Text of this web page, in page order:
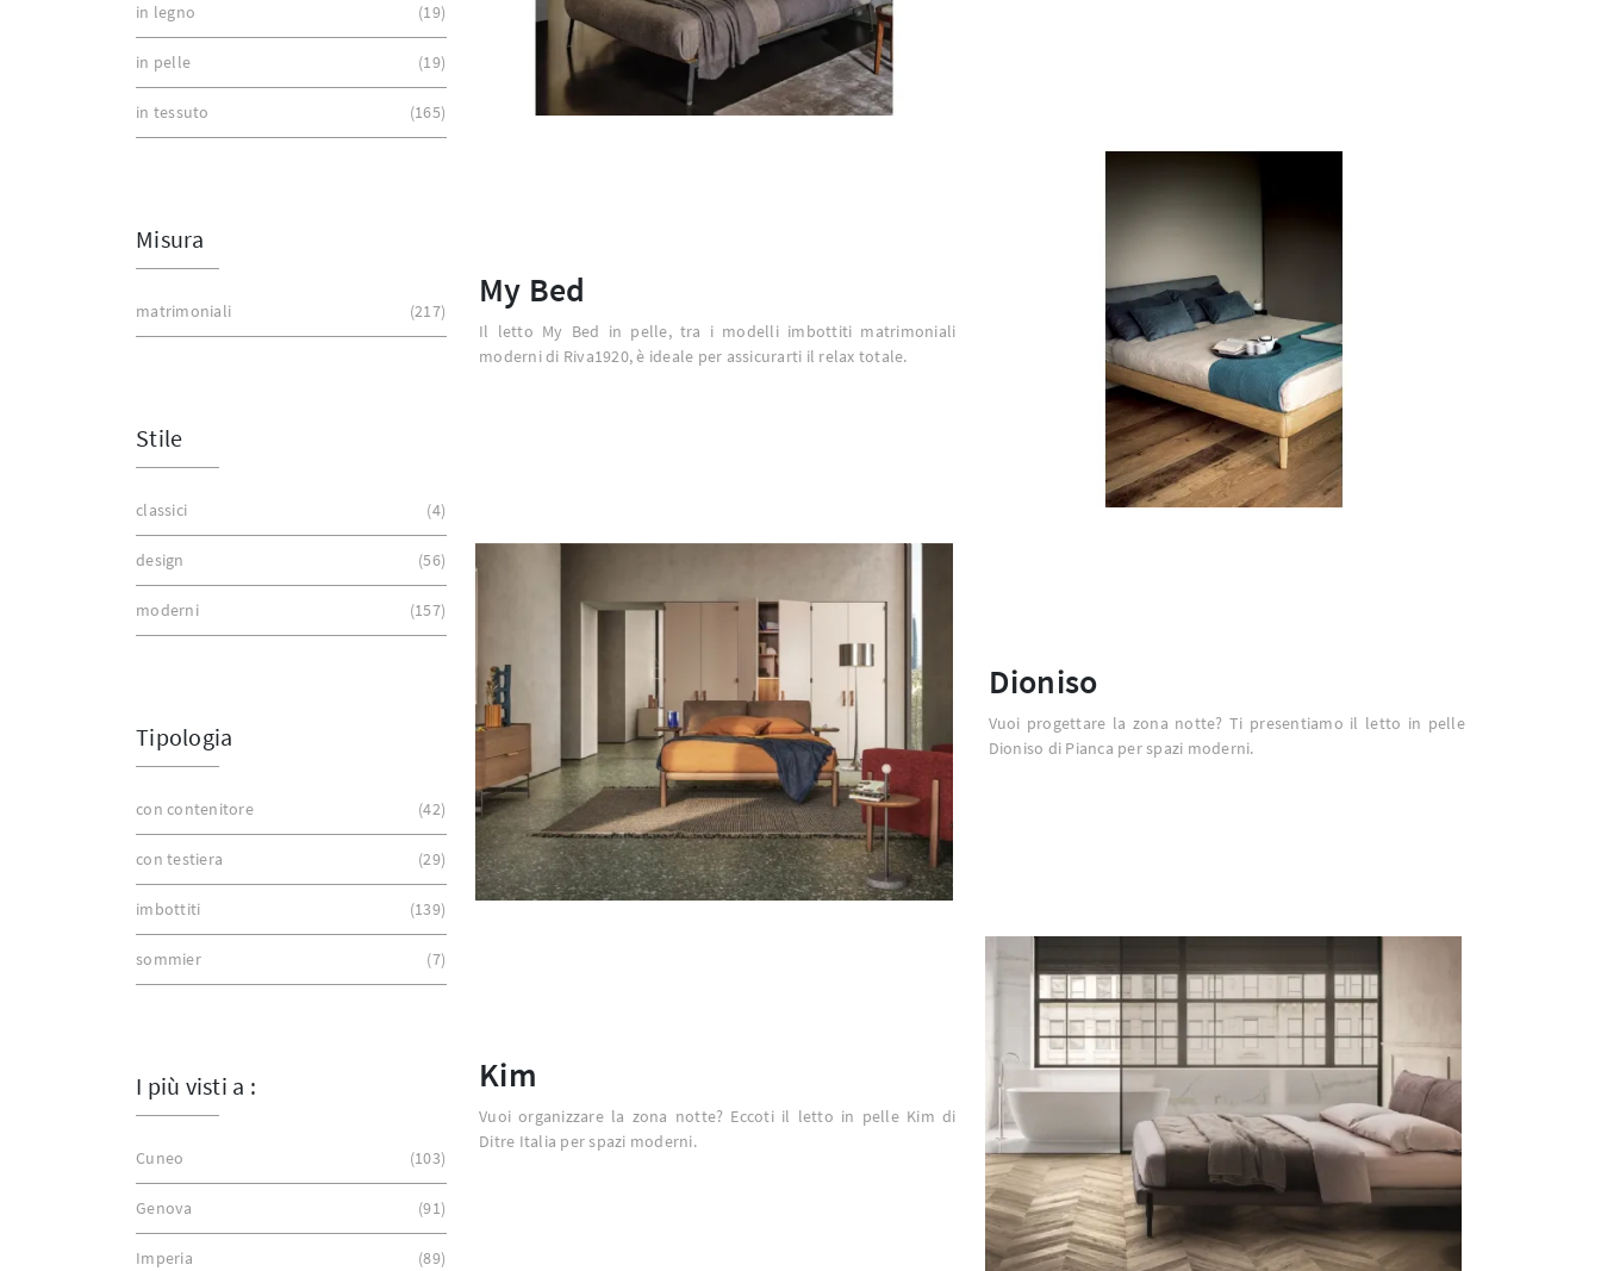
My Bed
Il letto My Bed in pelle, tra i modelli imbottiti matrimoniali
moderni di Riva1920, è ideale per assicurarti il relax totale.
Dioniso
Vuoi progettare la zona notte? Ti presentiamo il letto in pelle
Dioniso di Pianca per spazi moderni.
Kim
Vuoi organizzare la zona notte? Eccoti il letto in pelle Kim di
Ditre Italia per spazi moderni.
in legno 19
in pelle 19
in tessuto 165
Misura
matrimoniali 217
Stile
classici 4
design 56
moderni 157
Tipologia
con contenitore 42
con testiera 29
imbottiti 139
sommier 7
I più visti a :
Cuneo 103
Genova 91
Imperia 89